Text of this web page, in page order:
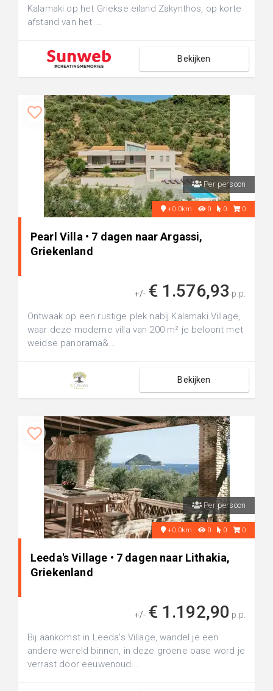
Kalamaki op het Griekse eiland Zakynthos, op korte
afstand van het ...
Bekijken
Per persoon
+0.0km 0 0 0
Pearl Villa • 7 dagen naar Argassi,
Griekenland
+/- € 1.576,93 p.p.
Ontwaak op een rustige plek nabij Kalamaki Village,
waar deze moderne villa van 200 m² je beloont met
weidse panorama&...
Bekijken
Per persoon
+0.0km 0 0 0
Leeda's Village • 7 dagen naar Lithakia,
Griekenland
+/- € 1.192,90 p.p.
Bij aankomst in Leeda's Village, wandel je een
andere wereld binnen, in deze groene oase word je
verrast door eeuwenoud...